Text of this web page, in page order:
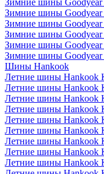
Зимние шины Goodyear
Зимние шины Goodyear
Зимние шины
Зимние шины Goodyear
Зимние шины Goodyear
Зимние шины
Шины Hankook
Летние шины Hankook
Летние шины Hankook
Летние шины Hankook
Летние шины Hankook
Летние шины Hankook
Летние шины Hankook
Летние шины Hankook
Летние шины Hankook
Летние шины Hankook